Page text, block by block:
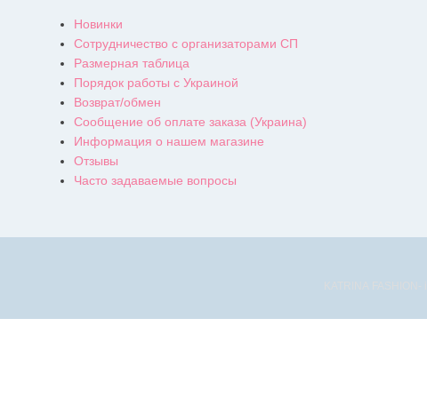
Новинки
Сотрудничество с организаторами СП
Размерная таблица
Порядок работы с Украиной
Возврат/обмен
Сообщение об оплате заказа (Украина)
Информация о нашем магазине
Отзывы
Часто задаваемые вопросы